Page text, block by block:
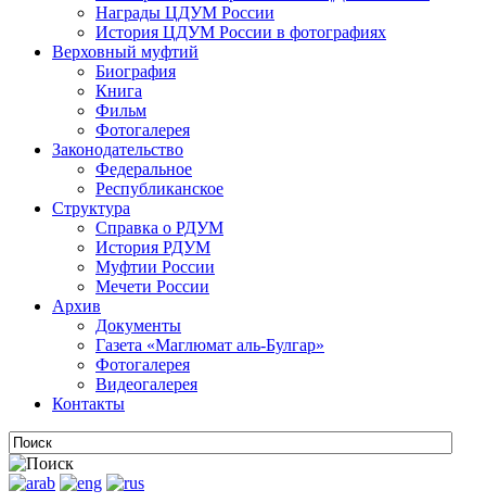
Награды ЦДУМ России
История ЦДУМ России в фотографиях
Верховный муфтий
Биография
Книга
Фильм
Фотогалерея
Законодательство
Федеральное
Республиканское
Структура
Справка о РДУМ
История РДУМ
Муфтии России
Мечети России
Архив
Документы
Газета «Маглюмат аль-Булгар»
Фотогалерея
Видеогалерея
Контакты